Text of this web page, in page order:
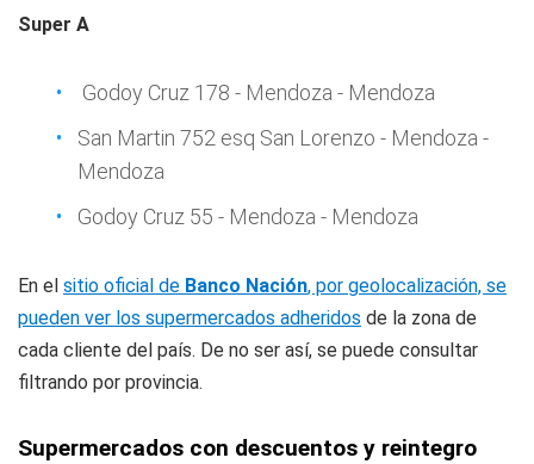
Super A
Godoy Cruz 178 - Mendoza - Mendoza
San Martin 752 esq San Lorenzo - Mendoza -
Mendoza
Godoy Cruz 55 - Mendoza - Mendoza
En el sitio oficial de Banco Nación, por geolocalización, se
pueden ver los supermercados adheridos de la zona de
cada cliente del país. De no ser así, se puede consultar
filtrando por provincia.
Supermercados con descuentos y reintegro